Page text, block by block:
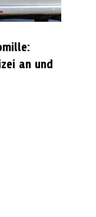
an und